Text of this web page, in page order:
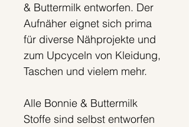
& Buttermilk entworfen. Der
Aufnäher eignet sich prima
für diverse Nähprojekte und
zum Upcyceln von Kleidung,
Taschen und vielem mehr.
Alle Bonnie & Buttermilk
Stoffe sind selbst entworfen